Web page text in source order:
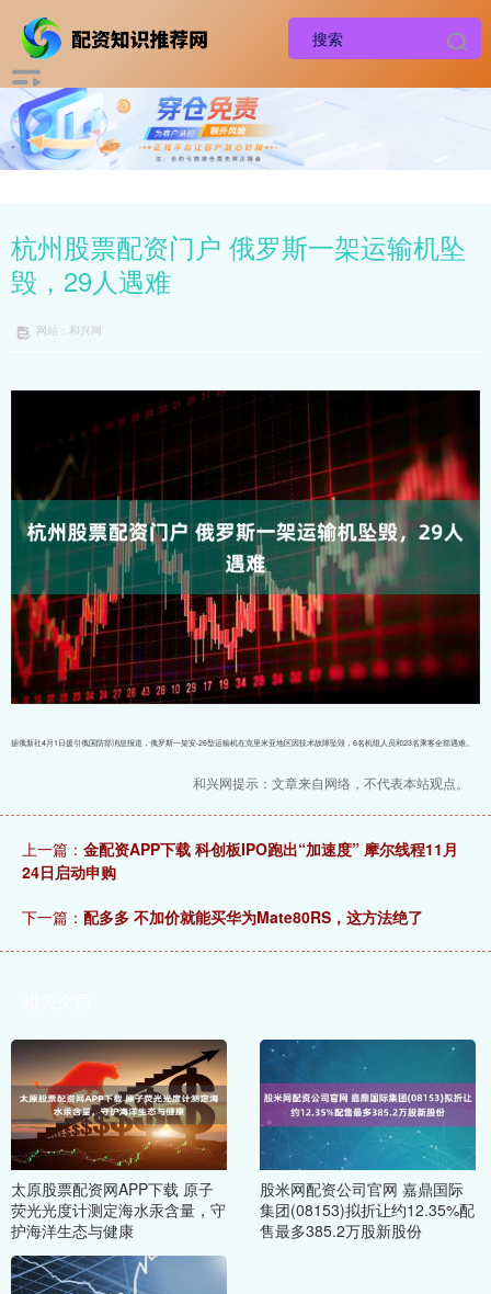
杭州股票配资门户 俄罗斯一架运输机坠
毁，29人遇难
网站：和兴网
据俄新社4月1日援引俄国防部消息报道，俄罗斯一架安-26型运输机在克里米亚地区因技术故障坠毁，6名机组人员和23名乘客全部遇难。
和兴网提示：文章来自网络，不代表本站观点。
上一篇： 金配资APP下载 科创板IPO跑出“加速度” 摩尔线程11月
24日启动申购
下一篇： 配多多 不加价就能买华为Mate80RS，这方法绝了
太原股票配资网APP下载 原子
荧光光度计测定海水汞含量，守
护海洋生态与健康
股米网配资公司官网 嘉鼎国际
集团(08153)拟折让约12.35%配
售最多385.2万股新股份